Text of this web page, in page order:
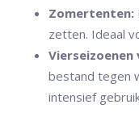
Zomertenten:
zetten. Ideaal
bestand tegen
intensief